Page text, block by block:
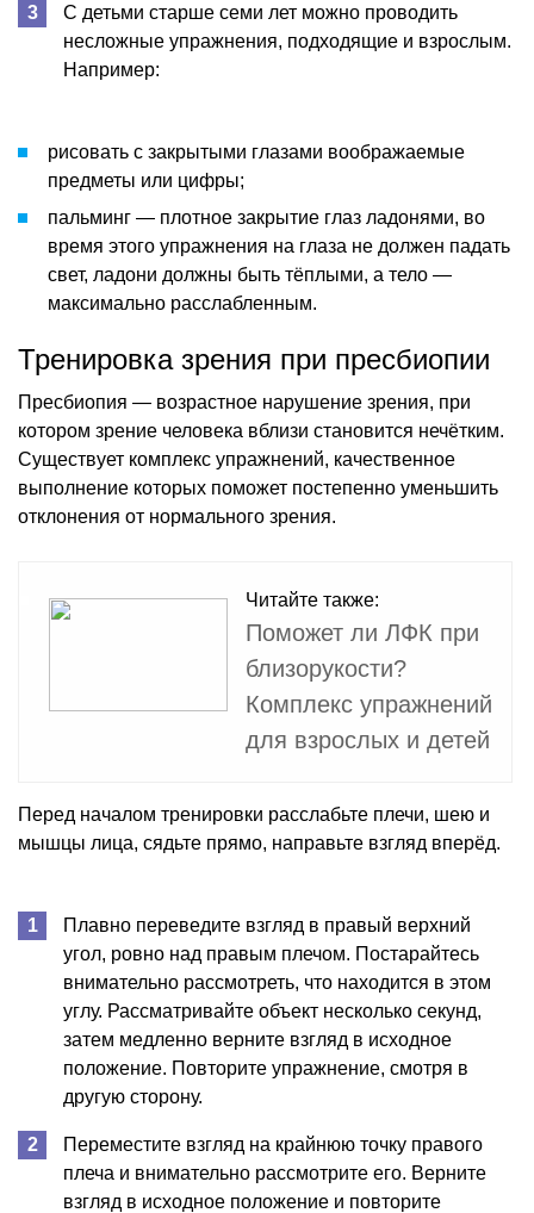
С детьми старше семи лет можно проводить
несложные упражнения, подходящие и взрослым.
Например:
рисовать с закрытыми глазами воображаемые
предметы или цифры;
пальминг — плотное закрытие глаз ладонями, во
время этого упражнения на глаза не должен падать
свет, ладони должны быть тёплыми, а тело —
максимально расслабленным.
Тренировка зрения при пресбиопии
Пресбиопия — возрастное нарушение зрения, при
котором зрение человека вблизи становится нечётким.
Существует комплекс упражнений, качественное
выполнение которых поможет постепенно уменьшить
отклонения от нормального зрения.
Читайте также:
Поможет ли ЛФК при
близорукости?
Комплекс упражнений
для взрослых и детей
Перед началом тренировки расслабьте плечи, шею и
мышцы лица, сядьте прямо, направьте взгляд вперёд.
Плавно переведите взгляд в правый верхний
угол, ровно над правым плечом. Постарайтесь
внимательно рассмотреть, что находится в этом
углу. Рассматривайте объект несколько секунд,
затем медленно верните взгляд в исходное
положение. Повторите упражнение, смотря в
другую сторону.
Переместите взгляд на крайнюю точку правого
плеча и внимательно рассмотрите его. Верните
взгляд в исходное положение и повторите